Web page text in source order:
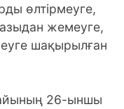
өлтірмеуге,
жемеуге,
шақырылған
26-ыншы